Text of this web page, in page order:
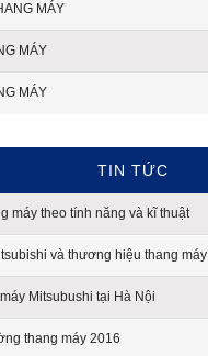
MÁY
MÁY
MÁY
TIN TỨC
máy theo tính năng và kĩ thuật
và thương hiệu thang máy
Mitsubushi tại Hà Nội
thang máy 2016